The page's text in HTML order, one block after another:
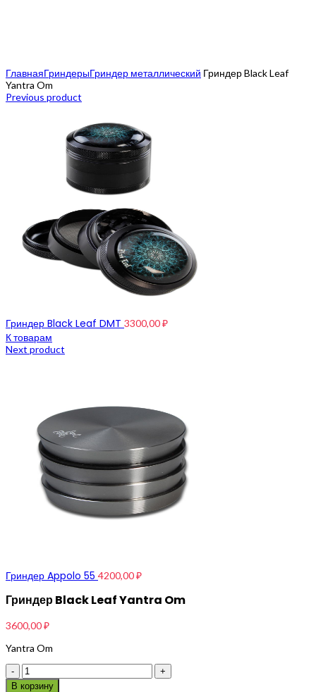
ГлавнаяГриндерыГриндер металлический Гриндер Black Leaf
Yantra Om
Previous product
Гриндер Black Leaf DMT 3300,00₽
К товарам
Next product
Гриндер Appolo 55 4200,00₽
Гриндер Black Leaf Yantra Om
3600,00₽
Yantra Om
Количество
В корзину